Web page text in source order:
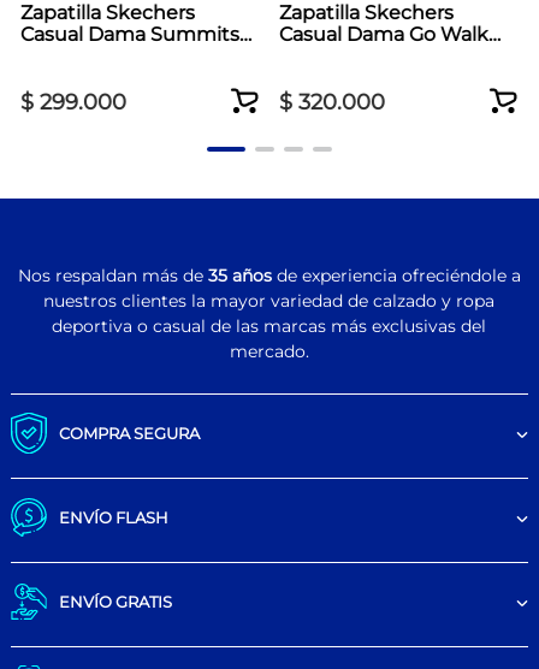
Zapatilla Skechers
Casual Dama Summits
$ 299.000
Zapatilla Skechers
Casual Dama Go Walk
$ 320.000
Nos respaldan más de 35 añosde experiencia ofreciéndole a
nuestros clientes la mayor variedad de calzado y ropa
deportiva o casual de las marcas más exclusivas del
mercado.
COMPRA SEGURA
ENVÍO FLASH
ENVÍO GRATIS